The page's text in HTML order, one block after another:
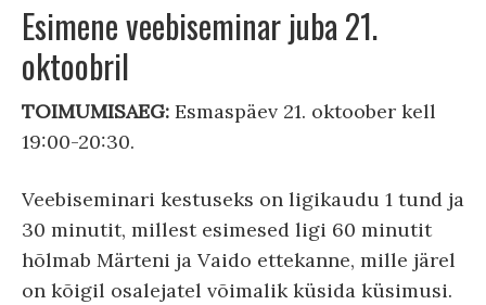
Esimene veebiseminar juba 21.
oktoobril
TOIMUMISAEG: Esmaspäev 21. oktoober kell
19:00-20:30.
Veebiseminari kestuseks on ligikaudu 1 tund ja
30 minutit, millest esimesed ligi 60 minutit
hõlmab Märteni ja Vaido ettekanne, mille järel
on kõigil osalejatel võimalik küsida küsimusi.